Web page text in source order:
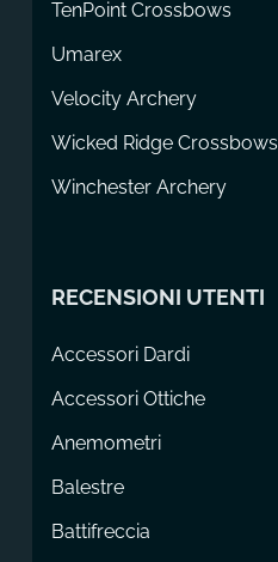
TenPoint Crossbows
Umarex
Velocity Archery
Wicked Ridge Crossbows
Winchester Archery
RECENSIONI UTENTI
Accessori Dardi
Accessori Ottiche
Anemometri
Balestre
Battifreccia